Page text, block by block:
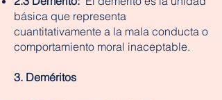
básica que representa
cuantitativamente a la mala conducta o
comportamiento moral inaceptable.
3. Deméritos